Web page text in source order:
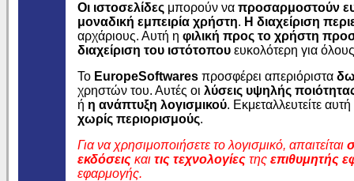
Οι ιστοσελίδες μπορούν να προσαρμοστούν
μοναδική εμπειρία χρήστη. Η διαχείριση
αρχάριους. Αυτή η φιλική προς το χρήστη
διαχείριση του ιστότοπου ευκολότερη για
Το EuropeSoftwares προσφέρει απεριόριστα
χρηστών του. Αυτές οι λύσεις υψηλής
ή η ανάπτυξη λογισμικού. Εκμεταλλευτείτε
χωρίς περιορισμούς.
Για να χρησιμοποιήσετε το λογισμικό, απαιτείται
εκδόσεις και τις τεχνολογίες της επιθυμητής
εφαρμογής.